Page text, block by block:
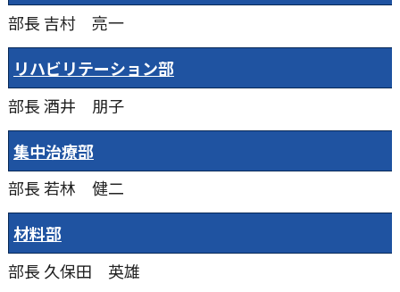
部長吉村 亮一
リハビリテーション部
部長酒井 朋子
集中治療部
部長若林 健二
材料部
部長 久保田 英雄